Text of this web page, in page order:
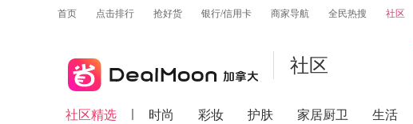
首页 点击排行 抢好货 银行/信用卡 商家导航 全民热搜 社区
社区
社区精选 时尚 彩妆 护肤 家居厨卫 生活